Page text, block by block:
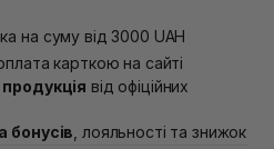
Винниченка 4
Академіка Підстригача, 1В
на суму від 3000 UAH
карткою на сайті
від офіційних
бонусів , лояльності та знижок